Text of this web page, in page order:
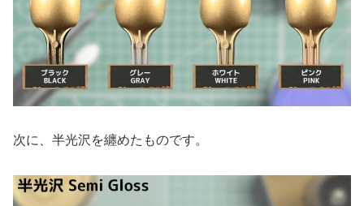
次に、半光沢を纏めたものです。